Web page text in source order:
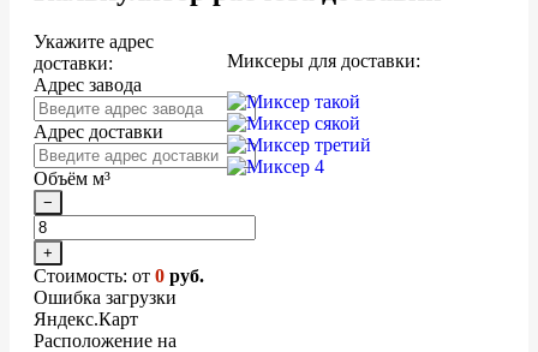
Укажите адрес
доставки:
Адрес завода
Адрес доставки
Объём м³
−
+
Стоимость: от 0 руб.
Ошибка загрузки
Яндекс.Карт
Расположение на
Миксеры для доставки: